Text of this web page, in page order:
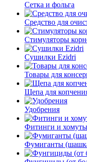
Сетка и фольга
Средство для
Стимуляторы
Сушилки Ezidri
Товары для
Щепа для
Удобрения
Фитинги и хомуты
Фумиганты